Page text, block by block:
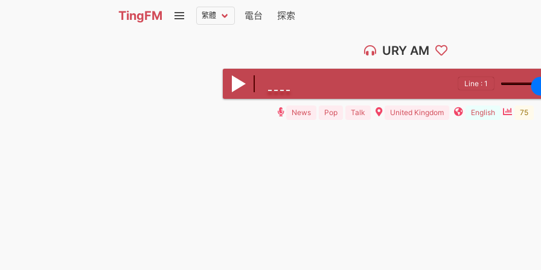
TingFM 電台 探索
URY AM
Line : 1
News Pop Talk United Kingdom English 75